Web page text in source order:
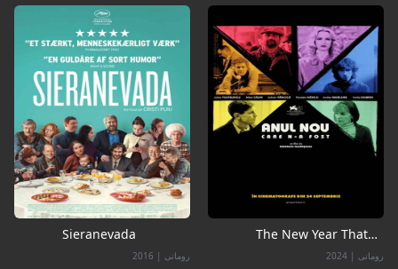
The New Year That
Never Came
رومانی |
2024
Sieranevada
رومانی |
2016